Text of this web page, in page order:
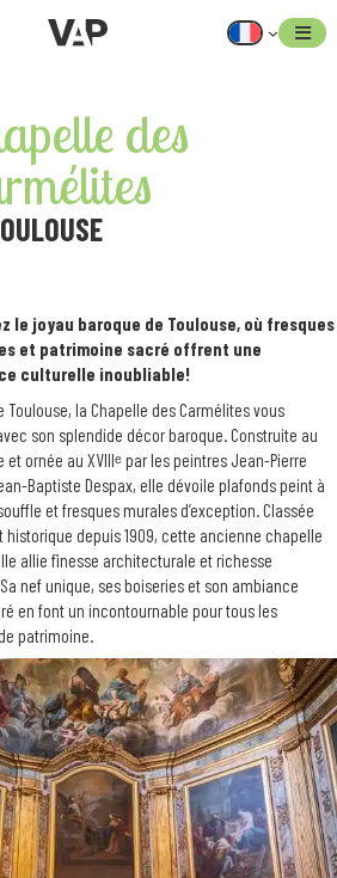
des
le joyau baroque de Toulouse, où fresques
et patrimoine sacré offrent une
culturelle inoubliable!
Toulouse, la Chapelle des Carmélites vous
son splendide décor baroque. Construite au
et ornée au XVIIIᵉ par les peintres Jean-Pierre
Baptiste Despax, elle dévoile plafonds peint à
et fresques murales d’exception. Classée
historique depuis 1909, cette ancienne chapelle
allie finesse architecturale et richesse
nef unique, ses boiseries et son ambiance
en font un incontournable pour tous les
patrimoine.